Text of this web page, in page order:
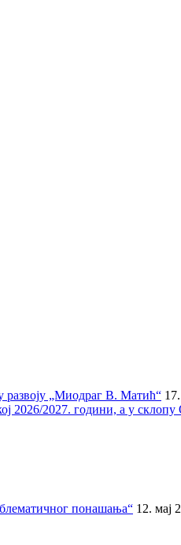
развоју „Миодраг В. Матић“
2026/2027. години, а у
понашања“ 12. мај